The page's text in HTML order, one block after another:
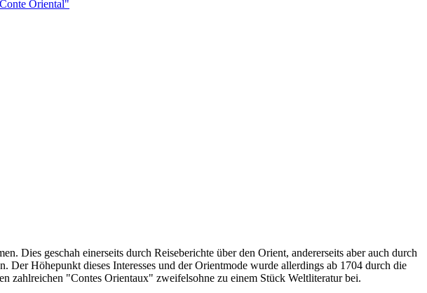
Dies geschah einerseits durch Reiseberichte über den Orient, andererseits aber auch durch
Der Höhepunkt dieses Interesses und der Orientmode wurde allerdings ab 1704 durch die
zahlreichen "Contes Orientaux" zweifelsohne zu einem Stück Weltliteratur bei.